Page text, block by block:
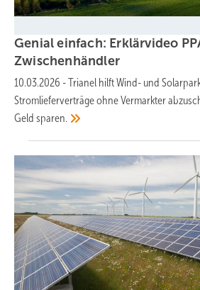
Genial einfach: Erklärvideo
Zwischenhändler
10.03.2026 -Trianel hilft Wind- und
Stromlieferverträge ohne Vermarkter
Geld sparen.